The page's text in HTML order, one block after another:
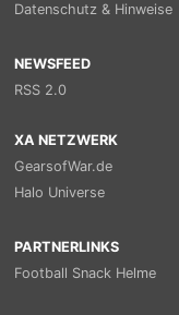
Datenschutz & Hinweise
NEWSFEED
RSS 2.0
XA NETZWERK
GearsofWar.de
Halo Universe
PARTNERLINKS
Football Snack Helme